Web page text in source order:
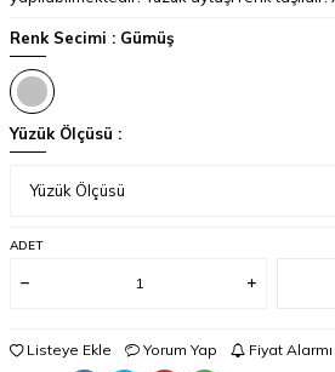
Renk Secimi : Gümüş
Yüzük Ölçüsü :
ADET
Listeye Ekle Yorum Yap Fiyat Alarmı